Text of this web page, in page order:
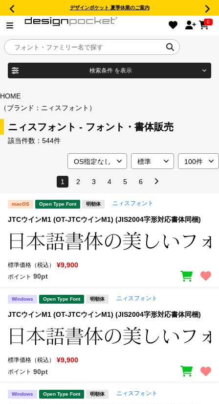
デザインポケット 夏季休業のご案内
0
目的別フォントガイド
特集
おすすめ
年間ライセンス商品
新着一覧
カート 0
マイページ
検索条件 を表示
商品名
タイプフェイス
丸ゴシック 楷書体
宋朝体
江戸文字 デザイン毛筆
太さ・ウェイト
HOME
（ブランド：ニィスフォント）
ニィスフォント - フォント・書体販売
該当件数： 544件
1 2 3 4 5 6
macOS Open Type Font 明朝体 ニィスフォント
JTCウインM1 (OT-JTCウインM1) (JIS2004字形対応書体同梱)
標準価格（税込） ¥9,900
ポイント 90pt
Windows Open Type Font 明朝体 ニィスフォント
JTCウインM1 (OT-JTCウインM1) (JIS2004字形対応書体同梱)
標準価格（税込） ¥9,900
ポイント 90pt
Windows Open Type Font 明朝体 ニィスフォント